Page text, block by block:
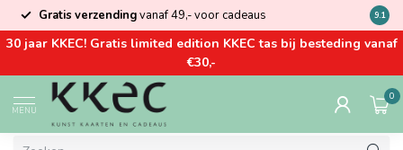
Gratis verzendingvanaf 49,- voor cadeaus Kom
9.1
30 jaar KKEC! Gratis limited edition KKEC tas bij besteding vanaf
€30,-
MENU
0